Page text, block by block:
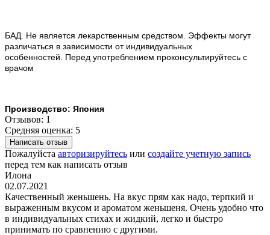
БАД. Не является лекарственным средством. Эффекты могут
различаться в зависимости от индивидуальных
особенностей. Перед употреблением проконсультируйтесь с
врачом
Производство: Япония
Отзывов: 1
Средняя оценка: 5
Написать отзыв
Пожалуйста авторизируйтесь или создайте учетную запись
перед тем как написать отзыв
Илона
02.07.2021
Качественный женьшень. На вкус прям как надо, терпкий и
выраженным вкусом и ароматом женьшеня. Очень удобно что
в индивидуальных стихах и жидкий, легко и быстро
принимать по сравнению с другими.